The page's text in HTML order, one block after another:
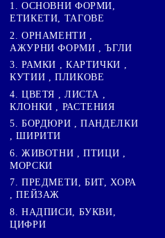
1. ОСНОВНИ ФОРМИ,
ЕТИКЕТИ, ТАГОВЕ
2. ОРНАМЕНТИ ,
АЖУРНИ ФОРМИ , ЪГЛИ
3. РАМКИ , КАРТИЧКИ ,
КУТИИ , ПЛИКОВЕ
4. ЦВЕТЯ , ЛИСТА ,
КЛОНКИ , РАСТЕНИЯ
5. БОРДЮРИ , ПАНДЕЛКИ
, ШИРИТИ
6. ЖИВОТНИ , ПТИЦИ ,
МОРСКИ
7. ПРЕДМЕТИ, БИТ, ХОРА
, ПЕЙЗАЖ
8. НАДПИСИ, БУКВИ,
ЦИФРИ